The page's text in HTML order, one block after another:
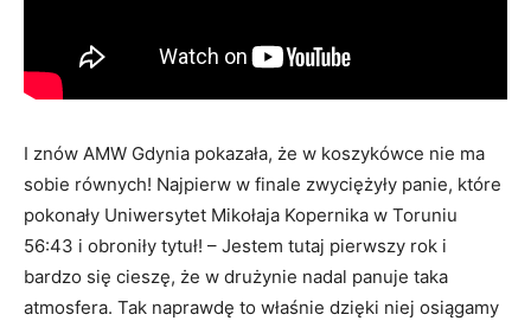
I znów AMW Gdynia pokazała, że w koszykówce nie ma
sobie równych! Najpierw w finale zwyciężyły panie, które
pokonały Uniwersytet Mikołaja Kopernika w Toruniu
56:43 i obroniły tytuł! – Jestem tutaj pierwszy rok i
bardzo się cieszę, że w drużynie nadal panuje taka
atmosfera. Tak naprawdę to właśnie dzięki niej osiągamy